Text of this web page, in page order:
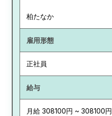
柏たなか
雇用形態
正社員
給与
月給 308100円 ~ 308100円